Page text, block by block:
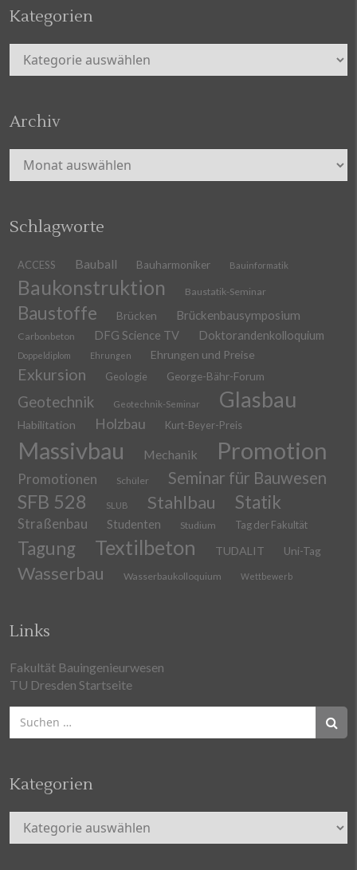
Kategorien
Kategorien
Archiv
Archiv
Schlagworte
ACCESS Bauball Bauharmoniker Bauinformatik
Baukonstruktion Baustatik-Seminar
Baustoffe Brücken Brückenbausymposium
Carbonbeton DFG Science TV Doktorandenkolloquium
Doppeldiplom Ehrungen Ehrungen und Preise
Exkursion Geologie George-Bähr-Forum
Geotechnik Geotechnik-Seminar Glasbau
Habilitation Holzbau Kurt-Beyer-Preis
Massivbau Mechanik Promotion
Promotionen Schüler Seminar für Bauwesen
SFB 528 SLUB Stahlbau Statik
Straßenbau Studenten Studium Tag der Fakultät
Tagung Textilbeton TUDALIT Uni-Tag
Wasserbau Wasserbaukolloquium Wettbewerb
Links
Fakultät Bauingenieurwesen
TU Dresden Startseite
Suchen
nach:
Kategorien
Kategorien